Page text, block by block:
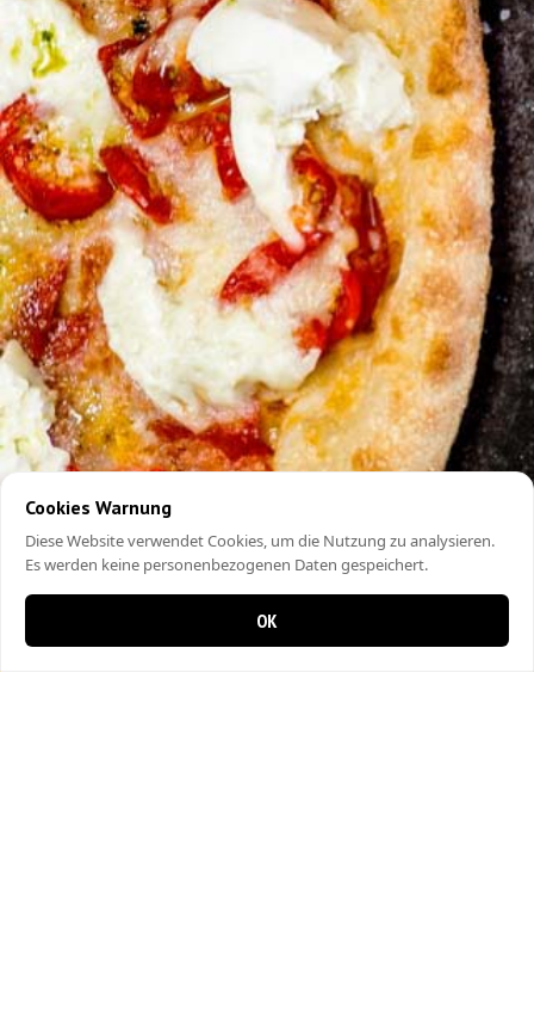
Cookies Warnung
Diese Website verwendet Cookies, um die Nutzung zu analysieren.
Es werden keine personenbezogenen Daten gespeichert.
OK